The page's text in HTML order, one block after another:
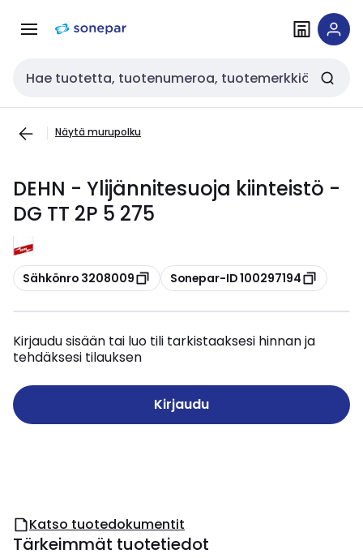
navigointiinsisältöön
Haku
Näytä murupolku
DEHN - Ylijännitesuoja kiinteistö -
DG TT 2P 5 275
Kopioi
Sähkönro 3208009 Kopioi
Sonepar-ID 100297194
Kirjaudu sisään tai luo tili tarkistaaksesi hinnan ja
tehdäksesi tilauksen
Kirjaudu
Katso tuotedokumentit
Tärkeimmät tuotetiedot